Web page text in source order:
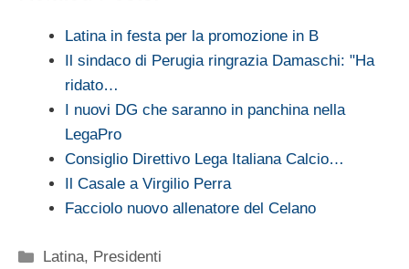
Latina in festa per la promozione in B
Il sindaco di Perugia ringrazia Damaschi: "Ha
ridato…
I nuovi DG che saranno in panchina nella
LegaPro
Consiglio Direttivo Lega Italiana Calcio…
Il Casale a Virgilio Perra
Facciolo nuovo allenatore del Celano
Categorie
Latina, Presidenti